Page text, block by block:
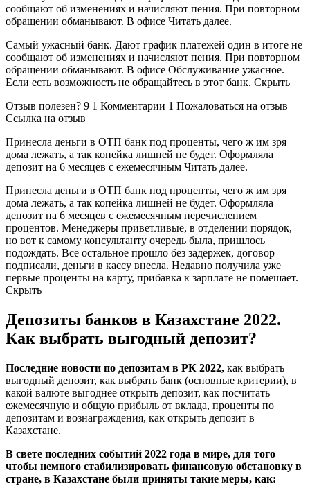
сообщают об изменениях и начисляют пения. При повторном
обращении обманывают. В офисе Читать далее.
Самый ужасный банк. Дают график платежей один в итоге не
сообщают об изменениях и начисляют пения. При повторном
обращении обманывают. В офисе Обслуживание ужасное.
Если есть возможность не обращайтесь в этот банк. Скрыть
Отзыв полезен? 9 1 Комментарии 1 Пожаловаться на отзыв
Ссылка на отзыв
Принесла деньги в ОТП банк под проценты, чего ж им зря
дома лежать, а так копейка лишней не будет. Оформляла
депозит на 6 месяцев с ежемесячным Читать далее.
Принесла деньги в ОТП банк под проценты, чего ж им зря
дома лежать, а так копейка лишней не будет. Оформляла
депозит на 6 месяцев с ежемесячным перечислением
процентов. Менеджеры приветливые, в отделении порядок,
но вот к самому консультанту очередь была, пришлось
подождать. Все остальное прошло без задержек, договор
подписали, деньги в кассу внесла. Недавно получила уже
первые проценты на карту, прибавка к зарплате не помешает.
Скрыть
Депозиты банков в Казахстане 2022.
Как выбрать выгодный депозит?
Последние новости по депозитам в РК 2022, как выбрать
выгодный депозит, как выбрать банк (основные критерии), в
какой валюте выгоднее открыть депозит, как посчитать
ежемесячную и общую прибыль от вклада, проценты по
депозитам и вознаграждения, как открыть депозит в
Казахстане.
В свете последних событий 2022 года в мире, для того
чтобы немного стабилизировать финансовую обстановку в
стране, в Казахстане были приняты такие меры, как: